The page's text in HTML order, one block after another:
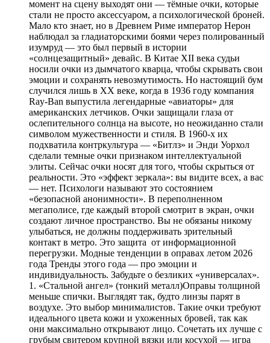
момент на сцену выходят они — тёмные очки, которые
стали не просто аксессуаром, а психологической броней.
Мало кто знает, но в Древнем Риме император Нерон
наблюдал за гладиаторскими боями через полированный
изумруд — это был первый в истории
«солнцезащитный» девайс. В Китае XII века судьи
носили очки из дымчатого кварца, чтобы скрывать свои
эмоции и сохранять невозмутимость. Но настоящий бум
случился лишь в XX веке, когда в 1936 году компания
Ray-Ban выпустила легендарные «авиаторы» для
американских летчиков. Очки защищали глаза от
ослепительного солнца на высоте, но неожиданно стали
символом мужественности и стиля. В 1960-х их
подхватила контркультура — «Битлз» и Энди Уорхол
сделали темные очки признаком интеллектуальной
элиты. Сейчас очки носят для того, чтобы скрыться от
реальности. Это «эффект зеркала»: вы видите всех, а вас
— нет. Психологи называют это состоянием
«безопасной анонимности». В переполненном
мегаполисе, где каждый второй смотрит в экран, очки
создают личное пространство. Вы не обязаны никому
улыбаться, не должны поддерживать зрительный
контакт в метро. Это защита от информационной
перегрузки. Модные тенденции в оправах летом 2026
года Тренды этого года — про эмоции и
индивидуальность. Забудьте о безликих «универсалах».
1. «Стальной ангел» (тонкий металл)Оправы толщиной
меньше спички. Выглядят так, будто линзы парят в
воздухе. Это выбор минималистов. Такие очки требуют
идеального цвета кожи и ухоженных бровей, так как
они максимально открывают лицо. Сочетать их лучше с
грубым свитером крупной вязки или косухой — игра